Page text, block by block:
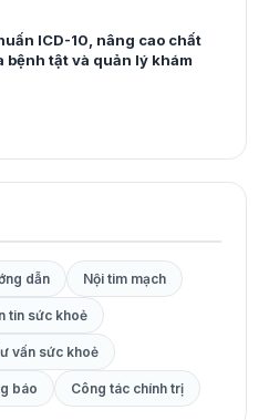
ICD-10, nâng cao chất
bệnh tật và quản lý khám
dẫn Nội tim mạch
tin sức khoẻ
vấn sức khoẻ
báo Công tác chính trị